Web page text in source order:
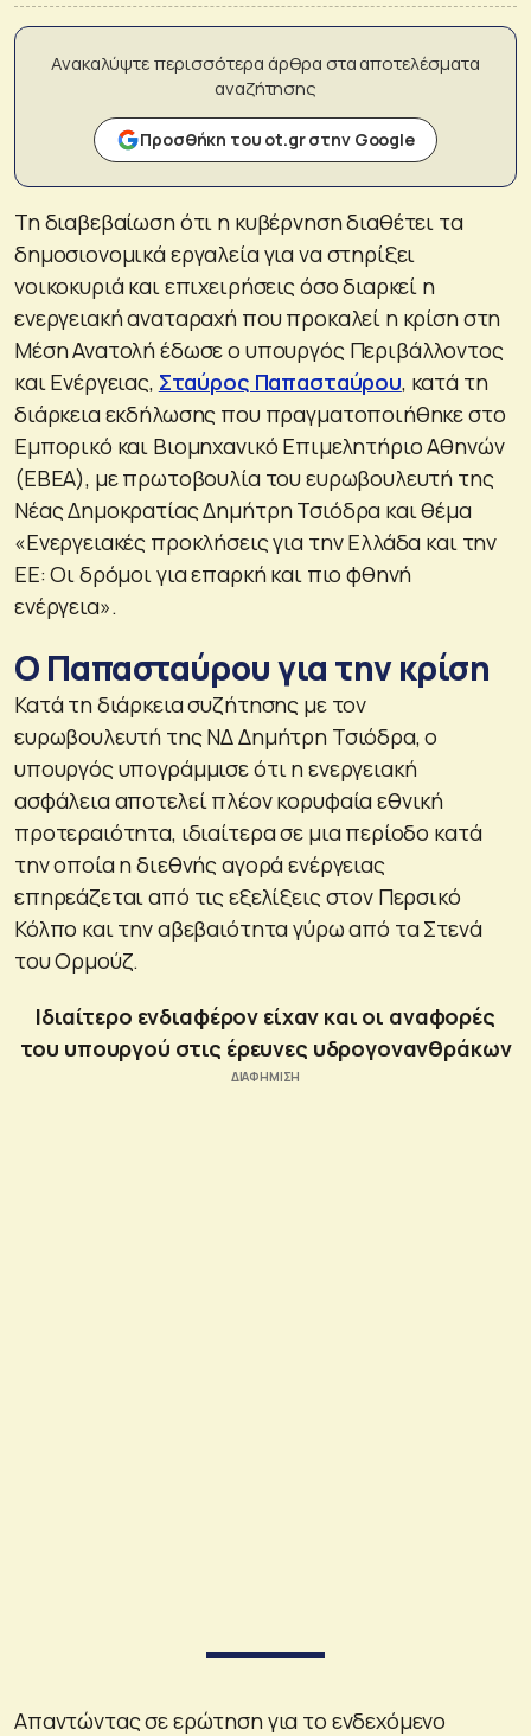
Ανακαλύψτε περισσότερα άρθρα στα αποτελέσματα
αναζήτησης
Προσθήκη του ot.gr στην Google
Τη διαβεβαίωση ότι η κυβέρνηση διαθέτει τα
δημοσιονομικά εργαλεία για να στηρίξει
νοικοκυριά και επιχειρήσεις όσο διαρκεί η
ενεργειακή αναταραχή που προκαλεί η κρίση στη
Μέση Ανατολή έδωσε ο υπουργός Περιβάλλοντος
και Ενέργειας, Σταύρος Παπασταύρου, κατά τη
διάρκεια εκδήλωσης που πραγματοποιήθηκε στο
Εμπορικό και Βιομηχανικό Επιμελητήριο Αθηνών
(ΕΒΕΑ), με πρωτοβουλία του ευρωβουλευτή της
Νέας Δημοκρατίας Δημήτρη Τσιόδρα και θέμα
«Ενεργειακές προκλήσεις για την Ελλάδα και την
ΕΕ: Οι δρόμοι για επαρκή και πιο φθηνή
ενέργεια».
Ο Παπασταύρου για την κρίση
Κατά τη διάρκεια συζήτησης με τον
ευρωβουλευτή της ΝΔ Δημήτρη Τσιόδρα, ο
υπουργός υπογράμμισε ότι η ενεργειακή
ασφάλεια αποτελεί πλέον κορυφαία εθνική
προτεραιότητα, ιδιαίτερα σε μια περίοδο κατά
την οποία η διεθνής αγορά ενέργειας
επηρεάζεται από τις εξελίξεις στον Περσικό
Κόλπο και την αβεβαιότητα γύρω από τα Στενά
του Ορμούζ.
Ιδιαίτερο ενδιαφέρον είχαν και οι αναφορές
του υπουργού στις έρευνες υδρογονανθράκων
Απαντώντας σε ερώτηση για το ενδεχόμενο